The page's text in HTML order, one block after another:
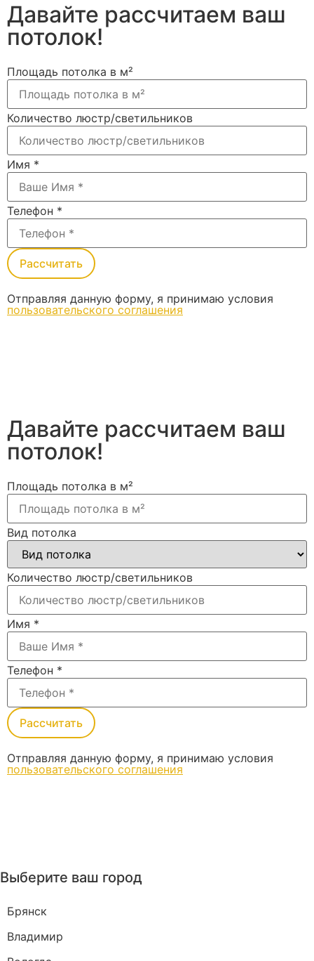
Давайте рассчитаем ваш
потолок!
Площадь потолка в м²
Количество люстр/светильников
Имя *
Телефон *
Рассчитать
Отправляя данную форму, я принимаю условия
пользовательского соглашения
Давайте рассчитаем ваш
потолок!
Площадь потолка в м²
Вид потолка
Количество люстр/светильников
Имя *
Телефон *
Рассчитать
Отправляя данную форму, я принимаю условия
пользовательского соглашения
Выберите ваш город
Брянск
Владимир